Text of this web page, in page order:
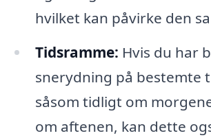
hvilket kan påvirke den
Tidsramme: Hvis du har
snerydning på bestemte
såsom tidligt om
om aftenen, kan dette